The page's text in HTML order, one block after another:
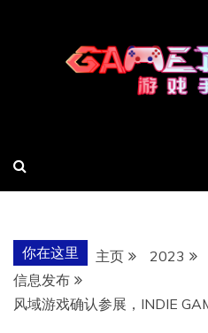
你在这里 主页 2023
信息发布
风域游戏确认参展，INDIE